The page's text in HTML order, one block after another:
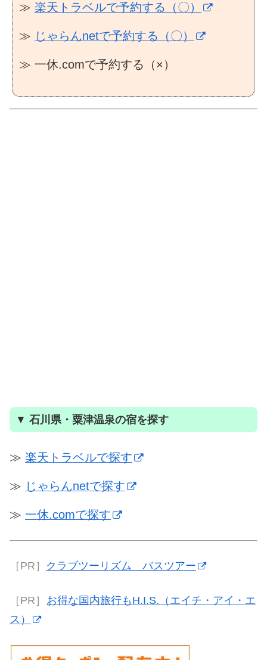
≫ 楽天トラベルで予約する（〇）
≫ じゃらんnetで予約する（〇）
≫ 一休.comで予約する（×）
▼ 石川県・粟津温泉の宿を探す
≫ 楽天トラベルで探す
≫ じゃらんnetで探す
≫ 一休.comで探す
［PR］ クラブツーリズム バスツアー
［PR］ お得な国内旅行もH.I.S.（エイチ・アイ・エ
ス）